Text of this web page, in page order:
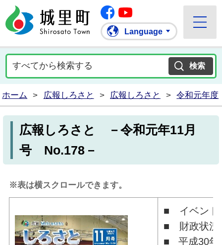
城里町ホームページ
Facebook
Language
ホーム > 広報しろさと > 広報しろさと > 令和元年度
広報しろさと －令和元年11月
号 No.178－
※表は横スクロールできます。
■ イベント
■ 財政状況
■ 平成30年